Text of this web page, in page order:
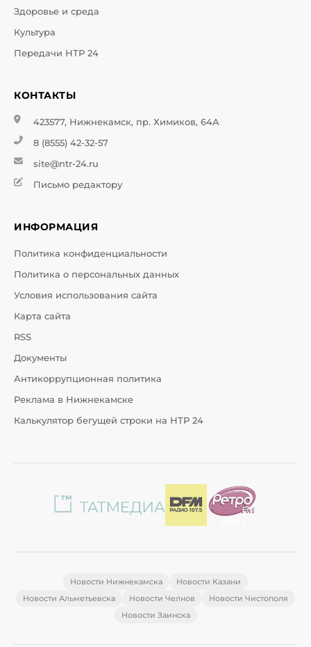
Здоровье и среда
Культура
Передачи НТР 24
КОНТАКТЫ
423577, Нижнекамск, пр. Химиков, 64А
8 (8555) 42-32-57
site@ntr-24.ru
Письмо редактору
ИНФОРМАЦИЯ
Политика конфиденциальности
Политика о персональных данных
Условия использования сайта
Карта сайта
RSS
Документы
Антикоррупционная политика
Реклама в Нижнекамске
Калькулятор бегущей строки на НТР 24
Новости Нижнекамска
Новости Казани
Новости Альметьевска
Новости Челнов
Новости Чистополя
Новости Заинска